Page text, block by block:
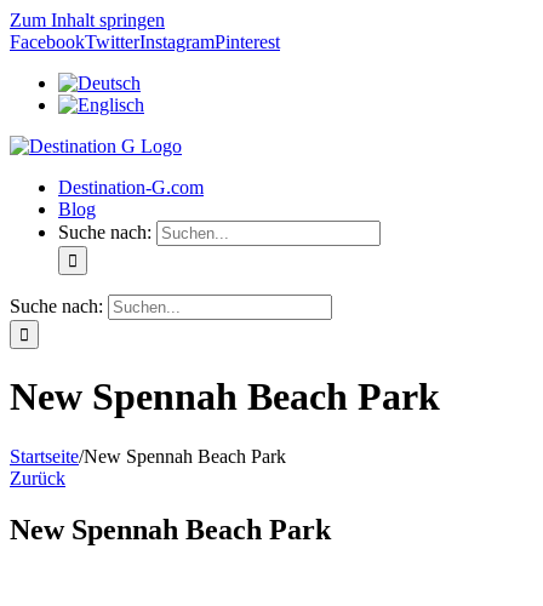
Zum Inhalt springen
FacebookTwitterInstagramPinterest
Destination-G.com
Blog
Suche nach:
Suche nach:
New Spennah Beach Park
Startseite/New Spennah Beach Park
Zurück
New Spennah Beach Park